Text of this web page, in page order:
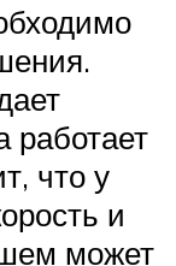
работает
что у
и
может